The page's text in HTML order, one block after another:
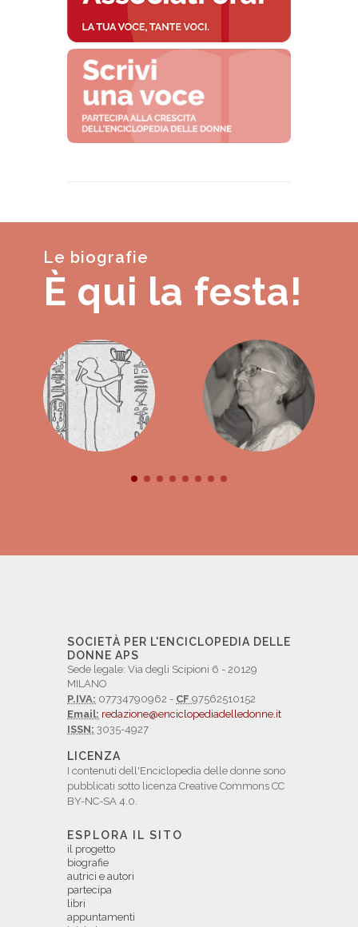
Le biografie
È qui la festa!
SOCIETÀ PER L'ENCICLOPEDIA DELLE
DONNE APS
Sede legale: Via degli Scipioni 6 - 20129
MILANO
P.IVA: 07734790962 - CF 97562510152
Email: redazione@enciclopediadelledonne.it
ISSN: 3035-4927
LICENZA
I contenuti dell'Enciclopedia delle donne sono
pubblicati sotto licenza Creative Commons CC
BY-NC-SA 4.0.
ESPLORA IL SITO
il progetto
biografie
autrici e autori
partecipa
libri
appuntamenti